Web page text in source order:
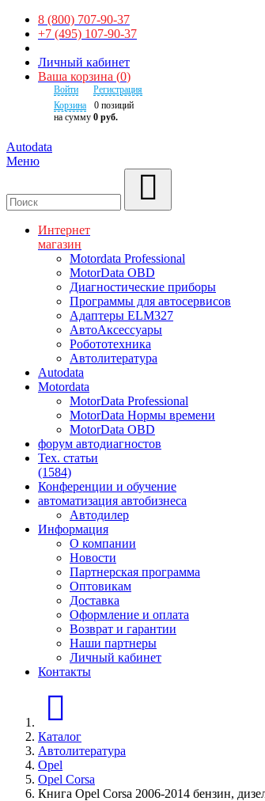
8 (800) 707-90-37
+7 (495) 107-90-37
Личный кабинет
Ваша корзина (0)
Войти
Регистрация
Корзина
0 позиций
на сумму 0 руб.
Autodata
Меню
Интернет
магазин
Motordata Professional
MotorData OBD
Диагностические приборы
Программы для автосервисов
Адаптеры ELM327
АвтоАксессуары
Робототехника
Автолитература
Autodata
Motordata
MotorData Professional
MotorData Нормы времени
MotorData OBD
форум автодиагностов
Тех. статьи
(1584)
Конференции и обучение
автоматизация автобизнеса
Автодилер
Информация
О компании
Новости
Партнерская программа
Оптовикам
Доставка
Оформление и оплата
Возврат и гарантии
Наши партнеры
Личный кабинет
Контакты
Каталог
Автолитература
Opel
Opel Corsa
Книга Opel Corsa 2006-2014 бензин,